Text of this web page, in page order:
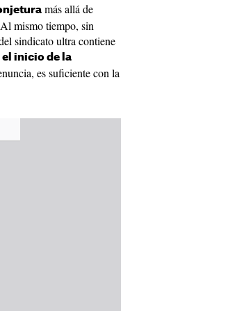
más allá de
mismo tiempo, sin
sindicato ultra contiene
inicio de la
es suficiente con la